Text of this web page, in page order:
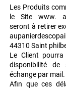
Les Produits
le Site www.
seront à retirer
44310 Saint
Le Client
disponibilité de
échange par mail.
Afin que ces